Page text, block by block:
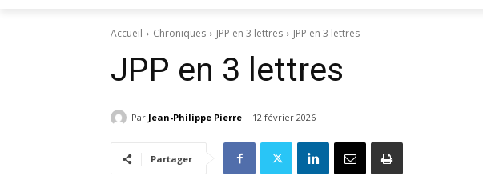
Accueil Chroniques JPP en 3 lettres JPP en 3 lettres
JPP en 3 lettres
Par Jean-Philippe Pierre 12 février 2026
Partager